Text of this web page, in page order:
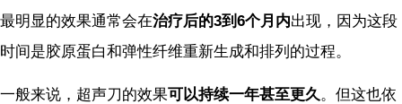
最明显的效果通常会在治疗后的3到6个月内出现，因为这段
时间是胶原蛋白和弹性纤维重新生成和排列的过程。
一般来说，超声刀的效果可以持续一年甚至更久。但这也依